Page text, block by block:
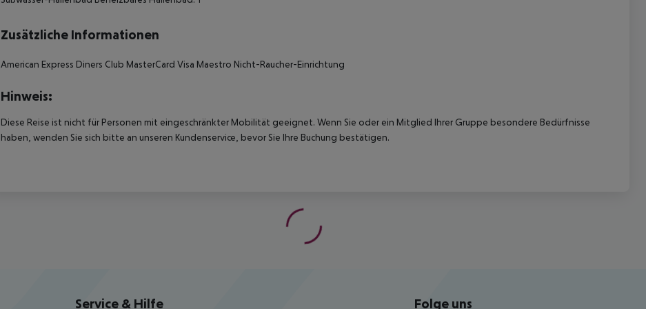
Zusätzliche Informationen
American Express Diners Club MasterCard Visa Maestro Nicht-Raucher-Einrichtung
Hinweis:
Diese Reise ist nicht für Personen mit eingeschränkter Mobilität geeignet. Wenn Sie oder ein Mitglied Ihrer Gruppe besondere Bedürfnisse
haben, wenden Sie sich bitte an unseren Kundenservice, bevor Sie Ihre Buchung bestätigen.
Service & Hilfe Folge uns